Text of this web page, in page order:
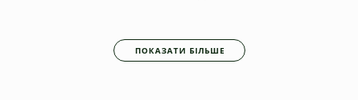
ПОКАЗАТИ БІЛЬШЕ